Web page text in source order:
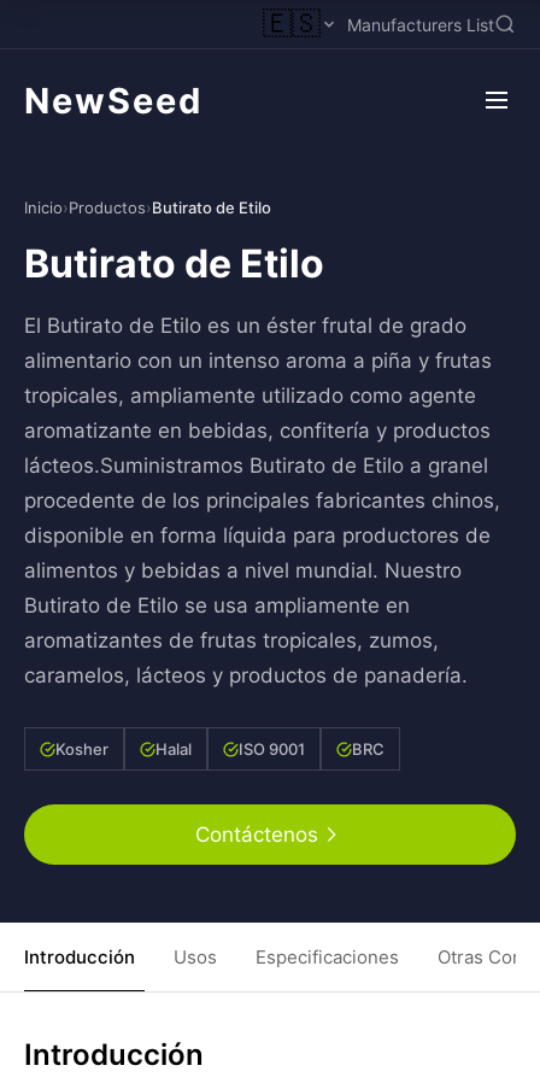
🇪🇸 Manufacturers List
NewSeed
Inicio›Productos›Butirato de Etilo
Butirato de Etilo
El Butirato de Etilo es un éster frutal de grado
alimentario con un intenso aroma a piña y frutas
tropicales, ampliamente utilizado como agente
aromatizante en bebidas, confitería y productos
lácteos.Suministramos Butirato de Etilo a granel
procedente de los principales fabricantes chinos,
disponible en forma líquida para productores de
alimentos y bebidas a nivel mundial. Nuestro
Butirato de Etilo se usa ampliamente en
aromatizantes de frutas tropicales, zumos,
caramelos, lácteos y productos de panadería.
Kosher Halal ISO 9001 BRC
Contáctenos
Introducción Usos Especificaciones Otras
Introducción